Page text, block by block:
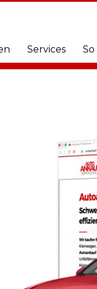
Services